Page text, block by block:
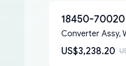
18450-70020
Converter Assy,
US$3,238.20